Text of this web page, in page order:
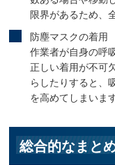
限界があるため、
防塵マスクの着用
作業者が自身の呼
正しい着用が不可
らしたりすると、
を高めてしまいま
総合的なまと